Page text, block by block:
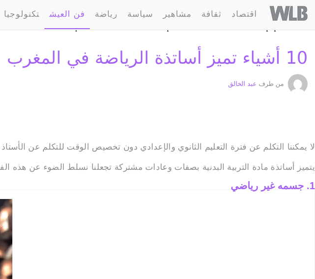
Welovebuzz
اقتصاد ثقافة مشاهير سياسة رياضة فن العيش تكنولوجيا
%d8%a7%d9%84%d8%b1%d9%8a%d8%a7%d8%b6%d8%a9-%d9%81%d9%8a-
failed to open stream: HTTP request failed! HTTP/1.1 400
Bad Request in /home/welovebu/ar/wp-content/themes/wlb/functions.php on line 296
10 أشياء تميز أساتذة الرياضة في المغرب
من طرف عبد الخالق
لا يمكننا التكلم عن فترة التعليم الثانوي والإعدادي دون تخصيص الوقت للتكلم عن
يتميز أساتذة مادة التربية البدنية بصفات وعادات مشتركة تجعلنا نسلط الضوء عن هذه
1. جسمه غير رياضي